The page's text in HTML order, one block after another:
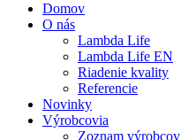
Domov
O nás
Lambda Life
Lambda Life EN
Riadenie kvality
Referencie
Novinky
Výrobcovia
Zoznam výrobcov